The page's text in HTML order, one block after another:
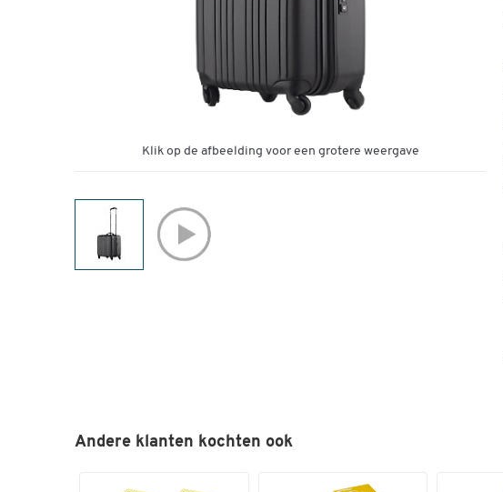
Klik op de afbeelding voor een grotere weergave
Andere klanten kochten ook